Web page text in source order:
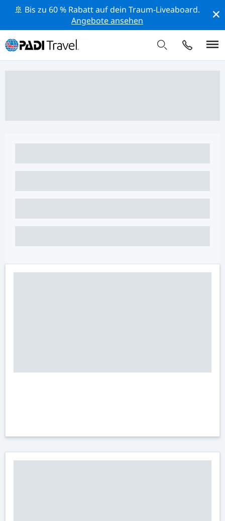
🚢 Bis zu 60 % Rabatt auf dein Traum-Liveaboard.
Angebote ansehen